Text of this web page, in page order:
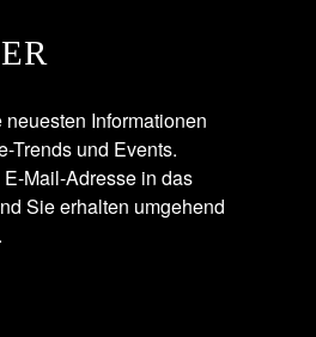
Informationen
Trends und Events.
Mail-Adresse in das
Sie erhalten umgehend